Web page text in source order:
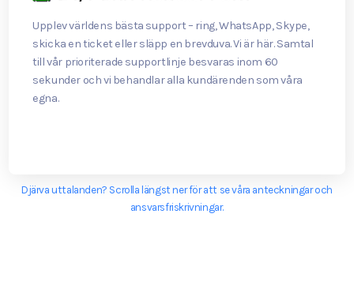
Upplev världens bästa support – ring, WhatsApp, Skype,
skicka en ticket eller släpp en brevduva. Vi är här. Samtal
till vår prioriterade supportlinje besvaras inom 60
sekunder och vi behandlar alla kundärenden som våra
egna.
Djärva uttalanden? Scrolla längst ner för att se våra anteckningar och
ansvarsfriskrivningar.